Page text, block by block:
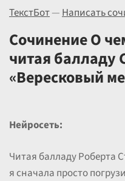
Выбрать режим
Цены
ТекстБот—Написать
Сочинение О
читая балладу
«Вересковый
Нейросеть:
Читая балладу Роберта
я сначала просто